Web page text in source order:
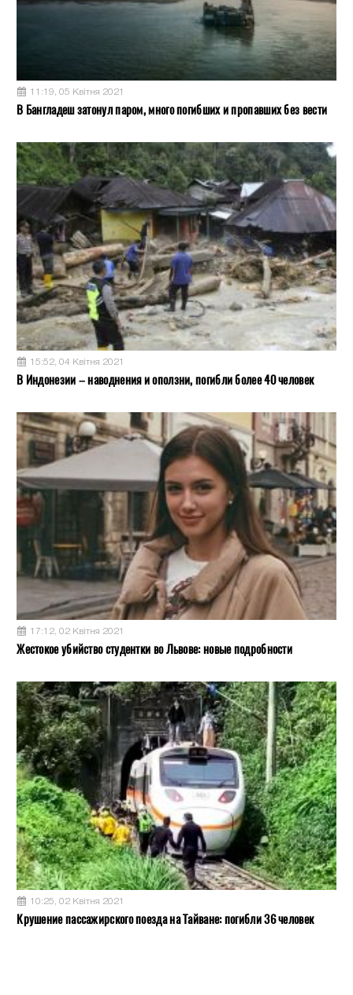
11:19, 05 Квітня 2021
В Бангладеш затонул паром, много погибших и пропавших без вести
15:52, 04 Квітня 2021
В Индонезии – наводнения и оползни, погибли более 40 человек
17:12, 02 Квітня 2021
Жестокое убийство студентки во Львове: новые подробности
10:25, 02 Квітня 2021
Крушение пассажирского поезда на Тайване: погибли 36 человек